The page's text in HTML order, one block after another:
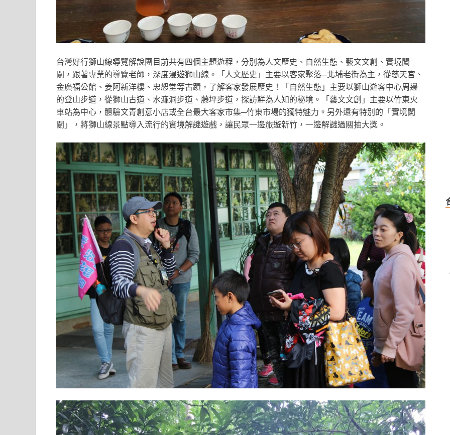
台灣好行獅山線導覽解說團目前共有四個主題遊程，分別為人文歷史、自然生態、藝文文創、實境闖
關，跟著專業的導覽老師，深度漫遊獅山線。「人文歷史」主要以客家聚落─北埔老街為主，從慈天宮、
金廣福公館、姜阿新洋樓、忠恕堂等古蹟，了解客家發展歷史！「自然生態」主要以獅山遊客中心周邊
的登山步道，從獅山古道、水濂洞步道、藤坪步道，探訪鮮為人知的秘境。「藝文文創」主要以竹東火
車站為中心，體驗文青創意小店或全台最大客家市集─竹東市場的獨特魅力。另外還有特別的「實境闖
關」，將獅山線景點導入流行的實境解謎遊戲，讓民眾一邊旅遊新竹，一邊解謎過關抽大獎。